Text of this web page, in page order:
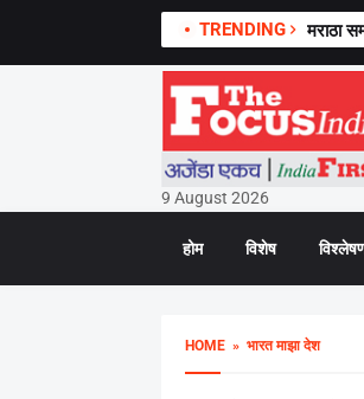
TRENDING मराठा
9 August 2026
होम विशेष
HOME» भारत माझा देश